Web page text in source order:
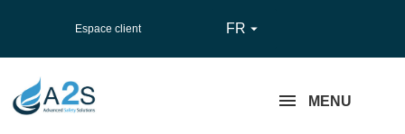
Espace client FR 
MENU